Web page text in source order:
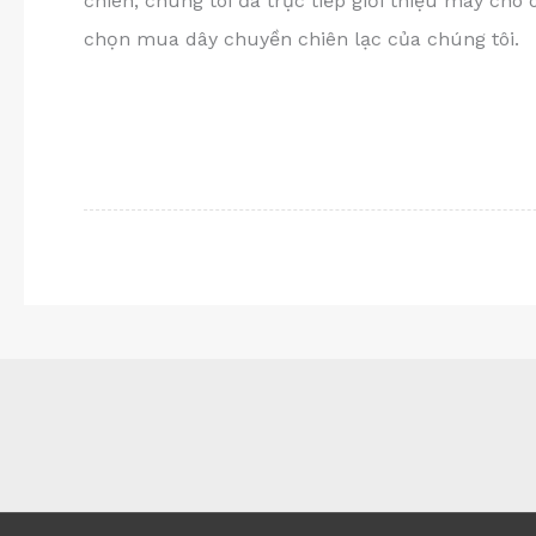
chọn mua dây chuyền chiên lạc của chúng tôi.